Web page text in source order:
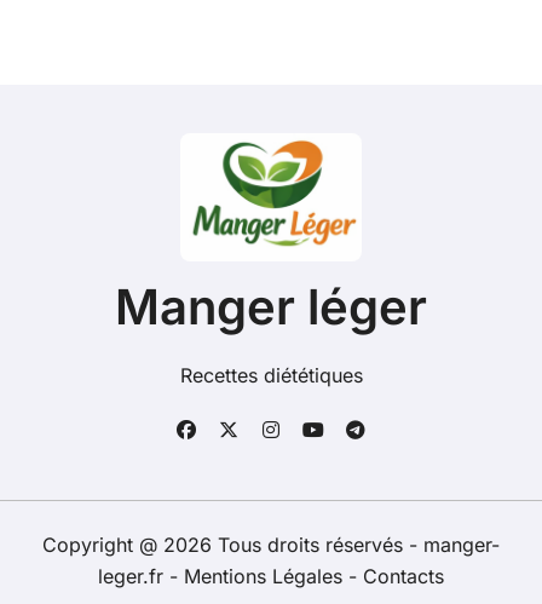
Manger léger
Recettes diététiques
Copyright @ 2026 Tous droits réservés - manger-
leger.fr - Mentions Légales - Contacts